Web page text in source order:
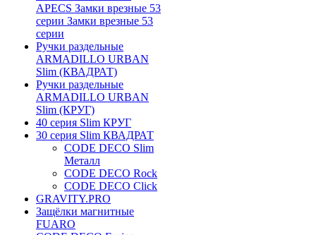
APECS Замки врезные 53
серии Замки врезные 53
серии
Ручки раздельные
ARMADILLO URBAN
Slim (КВАДРАТ)
Ручки раздельные
ARMADILLO URBAN
Slim (КРУГ)
40 серия Slim КРУГ
30 серия Slim КВАДРАТ
CODE DECO Slim
Металл
CODE DECO Rock
CODE DECO Click
GRAVITY.PRO
Защёлки магнитные
FUARO